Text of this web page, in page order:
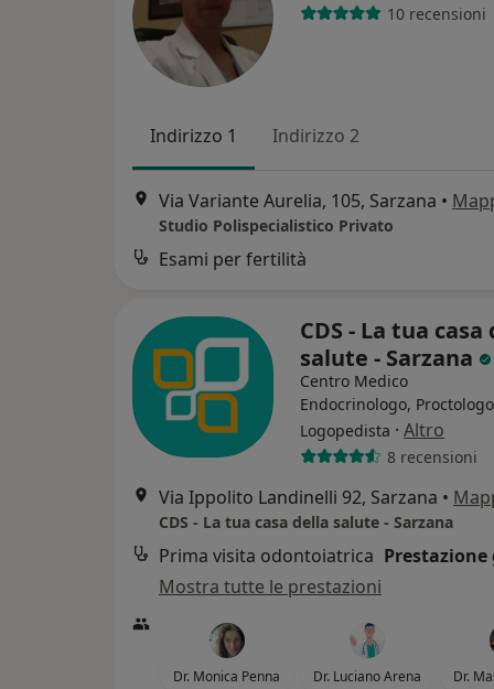
10 recensioni
Indirizzo 1 Indirizzo 2
Via Variante Aurelia, 105, Sarzana •
Studio Polispecialistico Privato
Esami per fertilità
CDS - La tua casa
salute - Sarzana
Centro Medico
Endocrinologo,
Logopedista · Altro
8 recensioni
Via Ippolito Landinelli 92, Sarzana •
CDS - La tua casa della salute - Sarzana
Prima visita odontoiatrica
Mostra tutte le prestazioni
Dr. Monica Penna Dr. Luciano Arena Dr.